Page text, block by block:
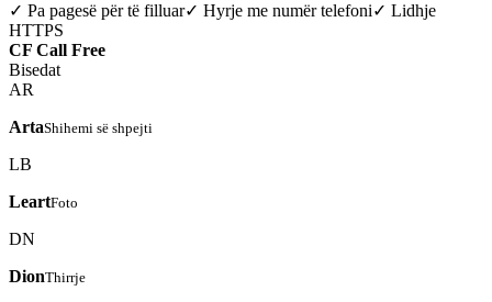
✓ Pa pagesë për të filluar✓ Hyrje me numër telefoni✓ Lidhje
HTTPS
CF Call Free
Bisedat
AR
ArtaShihemi së shpejti
LB
LeartFoto
DN
DionThirrje